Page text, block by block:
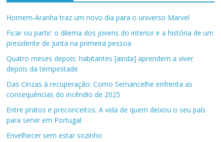
Homem-Aranha traz um novo dia para o universo Marvel
Ficar ou partir: o dilema dos jovens do interior e a história de um
presidente de junta na primeira pessoa
Quatro meses depois: habitantes [ainda] aprendem a viver
depois da tempestade
Das Cinzas à recuperação: Como Sernancelhe enfrenta as
consequências do incêndio de 2025
Entre pratos e preconceitos: A vida de quem deixou o seu país
para servir em Portugal
Envelhecer sem estar sozinho